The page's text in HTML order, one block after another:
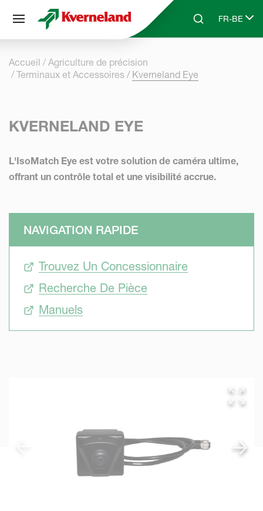
Skip to main content
SearchFR-BE
Select
Accueil
Agriculture de précision
Terminaux et Accessoires
Kverneland Eye
KVERNELAND EYE
L'IsoMatch Eye est votre solution de caméra ultime,
offrant un contrôle total et une visibilité accrue.
NAVIGATION RAPIDE
Trouvez Un Concessionnaire
Recherche De Pièce
Manuels
Panneau de gestion des cookies